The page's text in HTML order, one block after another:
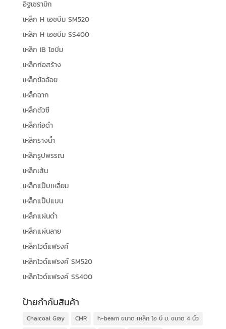
อิฐเซรามิก
เหล็ก H เอชบีม SM520
เหล็ก H เอชบีม SS400
เหล็ก IB ไอบีม
เหล็กก่อสร้าง
เหล็กข้ออ้อย
เหล็กฉาก
เหล็กตัวซี
เหล็กท่อดำ
เหล็กรางน้ำ
เหล็กรูปพรรณ
เหล็กเส้น
เหล็กแป๊บเหลี่ยม
เหล็กแป๊ปแบน
เหล็กแผ่นดำ
เหล็กแผ่นลาย
เหล็กไวด์แฟรงค์
เหล็กไวด์แฟรงค์ SM520
เหล็กไวด์แฟรงค์ SS400
ป้ายกำกับสินค้า
Charcoal Gray CMR
h-beam ขนาด เหล็ก ไอ บี ม. ขนาด 4 นิ้ว